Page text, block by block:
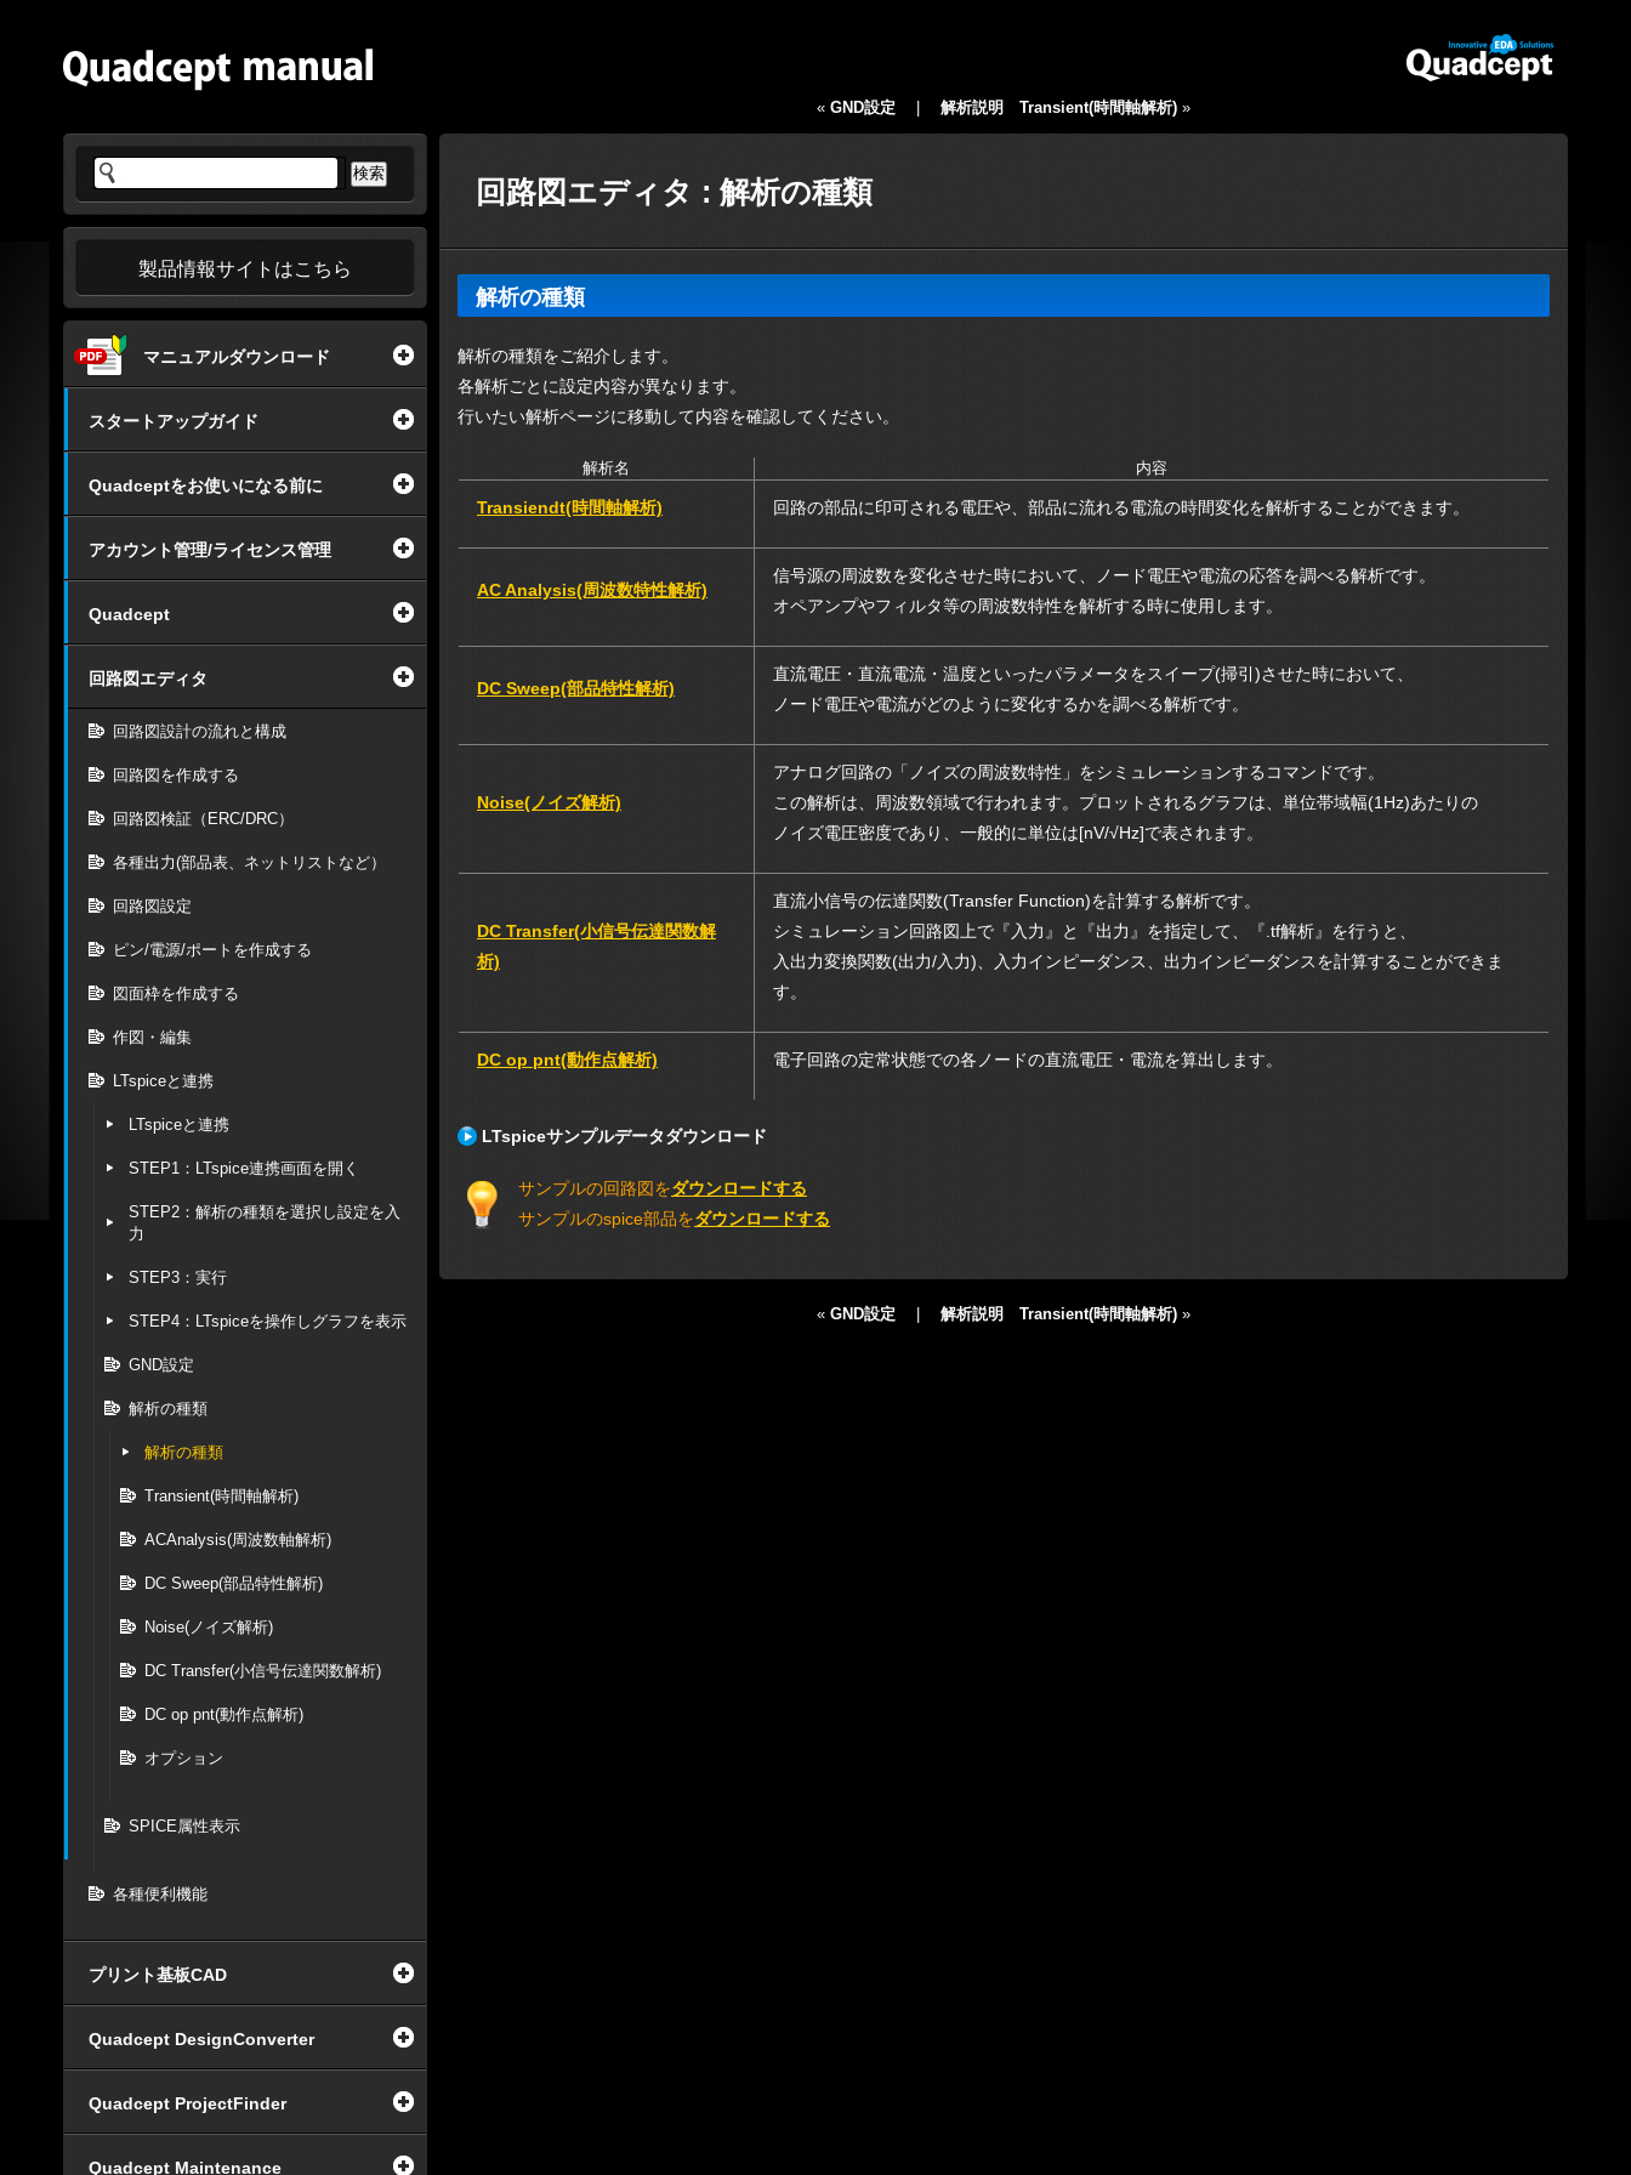
製品情報サイトはこちら
マニュアルダウンロード
スタートアップガイド
Quadceptをお使いになる前に
アカウント管理/ライセンス管理
Quadcept
回路図エディタ
回路図設計の流れと構成
回路図を作成する
回路図検証（ERC/DRC）
各種出力(部品表、ネットリストなど）
回路図設定
ピン/電源/ポートを作成する
図面枠を作成する
作図・編集
LTspiceと連携
LTspiceと連携
STEP1：LTspice連携画面を開く
STEP2：解析の種類を選択し設定を入
力
STEP3：実行
STEP4：LTspiceを操作しグラフを表示
GND設定
解析の種類
解析の種類
Transient(時間軸解析)
ACAnalysis(周波数軸解析)
DC Sweep(部品特性解析)
Noise(ノイズ解析)
DC Transfer(小信号伝達関数解析)
DC op pnt(動作点解析)
オプション
SPICE属性表示
各種便利機能
プリント基板CAD
Quadcept DesignConverter
Quadcept ProjectFinder
Quadcept Maintenance
« GND設定 解析説明 Transient(時間軸解析) »
回路図エディタ : 解析の種類
解析の種類
解析の種類をご紹介します。
各解析ごとに設定内容が異なります。
行いたい解析ページに移動して内容を確認してください。
解析名 内容
Transiendt(時間軸解析) 回路の部品に印可される電圧や、部品に流れる電流の時間変化を解析することができます。
AC Analysis(周波数特性解析)
信号源の周波数を変化させた時において、ノード電圧や電流の応答を調べる解析です。
オペアンプやフィルタ等の周波数特性を解析する時に使用します。
DC Sweep(部品特性解析)
直流電圧・直流電流・温度といったパラメータをスイープ(掃引)させた時において、
ノード電圧や電流がどのように変化するかを調べる解析です。
Noise(ノイズ解析)
アナログ回路の「ノイズの周波数特性」をシミュレーションするコマンドです。
この解析は、周波数領域で行われます。プロットされるグラフは、単位帯域幅(1Hz)あたりの
ノイズ電圧密度であり、一般的に単位は[nV/√Hz]で表されます。
DC Transfer(小信号伝達関数解
析)
直流小信号の伝達関数(Transfer Function)を計算する解析です。
シミュレーション回路図上で『入力』と『出力』を指定して、『.tf解析』を行うと、
入出力変換関数(出力/入力)、入力インピーダンス、出力インピーダンスを計算することができま
す。
DC op pnt(動作点解析) 電子回路の定常状態での各ノードの直流電圧・電流を算出します。
LTspiceサンプルデータダウンロード
サンプルの回路図をダウンロードする
サンプルのspice部品をダウンロードする
« GND設定 解析説明 Transient(時間軸解析) »